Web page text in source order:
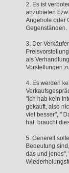
2. Es ist
anzubieten
Angebote oder
Gegenständen.
3. Der
als
Vorstellungen
4. Es werden
"Ich hab kein
gekauft, also
viel besser", "
hat, braucht
5. Generell
Bedeutung
das und jenes",